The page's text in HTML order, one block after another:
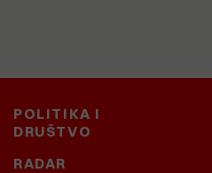
POLITIKA I
DRUŠTVO
RADAR